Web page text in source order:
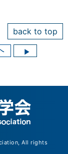
back to top
All rights